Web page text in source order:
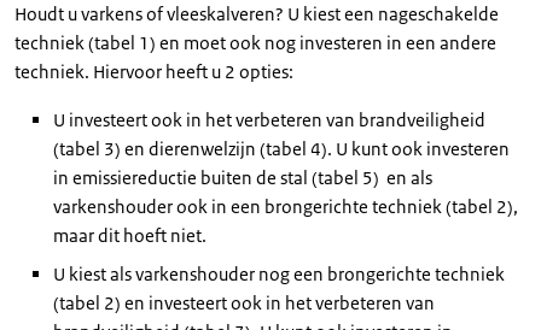
Houdt u varkens of vleeskalveren? U kiest een nageschakelde
techniek (tabel 1) en moet ook nog investeren in een andere
techniek. Hiervoor heeft u 2 opties:
U investeert ook in het verbeteren van brandveiligheid
(tabel 3) en dierenwelzijn (tabel 4). U kunt ook investeren
in emissiereductie buiten de stal (tabel 5) en als
varkenshouder ook in een brongerichte techniek (tabel 2),
maar dit hoeft niet.
U kiest als varkenshouder nog een brongerichte techniek
(tabel 2) en investeert ook in het verbeteren van